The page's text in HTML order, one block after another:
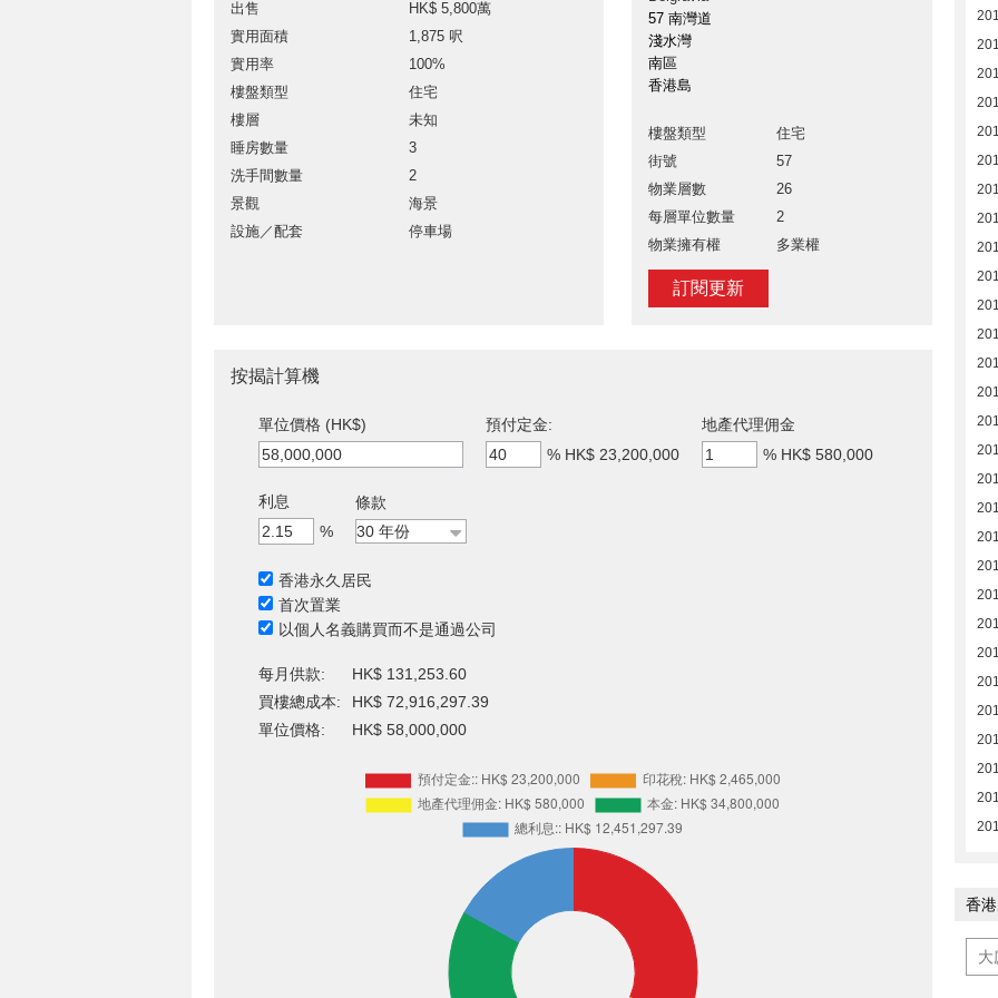
出售
HK$ 5,800萬
實用面積
1,875 呎
實用率
100%
樓盤類型
住宅
樓層
未知
睡房數量
3
洗手間數量
2
景觀
海景
設施／配套
停車場
57 南灣道
淺水灣
南區
香港島
樓盤類型
住宅
街號
57
物業層數
26
每層單位數量
2
物業擁有權
多業權
訂閱更新
香
按揭計算機
單位價格 (HK$)
預付定金:
% HK$ 23,200,000
地產代理佣金
% HK$ 580,000
利息
%
條款
香港永久居民
首次置業
以個人名義購買而不是通過公司
每月供款:
HK$ 131,253.60
買樓總成本:
HK$ 72,916,297.39
單位價格:
HK$ 58,000,000